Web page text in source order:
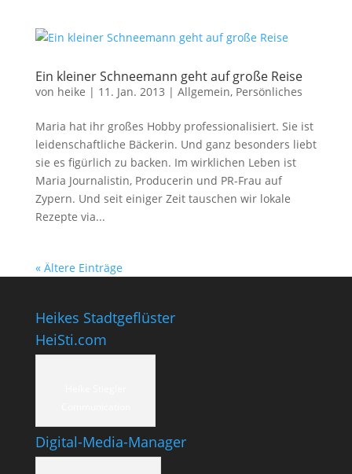
Ein kleiner Schneemann geht auf große Reise
von heike | 11. Jan. 2013 | Allgemein, Persönliches
Maria hat ihr großes Hobby professionalisiert. Sie ist
leidenschaftliche Bäckerin. Und ganz besonders liebt
sie es figürlich zu backen. Im wirklichen Leben ist
Maria Journalistin, Producerin und PR-Frau auf
Zypern. Und seit einiger Zeit tauschen wir lokale
Rezepte via...
« Ältere Einträge
Heikes Stadtgeflüster
HeiSti.com
Digital-Media-Manager